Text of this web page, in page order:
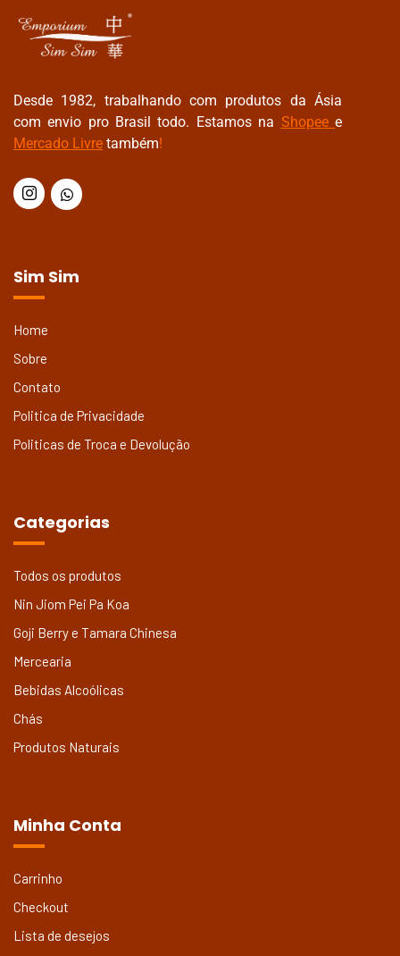
Desde 1982, trabalhando com produtos da Ásia
com envio pro Brasil todo. Estamos na Shopee e
Mercado Livre também!
Sim Sim
Home
Sobre
Contato
Politica de Privacidade
Politicas de Troca e Devolução
Categorias
Todos os produtos
Nin Jiom Pei Pa Koa
Goji Berry e Tamara Chinesa
Mercearia
Bebidas Alcoólicas
Chás
Produtos Naturais
Minha Conta
Carrinho
Checkout
Lista de desejos